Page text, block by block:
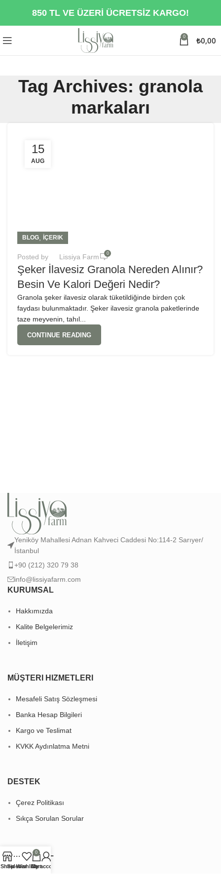
850 TL VE ÜZERİ ÜCRETSİZ KARGO!
0 ₺0,00
Tag Archives: granola
markaları
15
AUG
BLOG İÇERIK
Posted by Lissiya Farm 0
Şeker İlavesiz Granola Nereden Alınır?
Besin Ve Kalori Değeri Nedir?
Granola şeker ilavesiz olarak tüketildiğinde birden çok
faydası bulunmaktadır. Şeker ilavesiz granola paketlerinde
taze meyvenin, tahıl...
CONTINUE READING
Yeniköy Mahallesi Adnan Kahveci Caddesi No:114-2 Sarıyer/
İstanbul
+90 (212) 320 79 38
info@lissiyafarm.com
KURUMSAL
Hakkımızda
Kalite Belgelerimiz
İletişim
MÜŞTERI HIZMETLERI
Mesafeli Satış Sözleşmesi
Banka Hesap Bilgileri
Kargo ve Teslimat
KVKK Aydınlatma Metni
DESTEK
Çerez Politikası
Sıkça Sorulan Sorular
KURUMSAL
ShopSidebarWishlist
0
Cart
My account